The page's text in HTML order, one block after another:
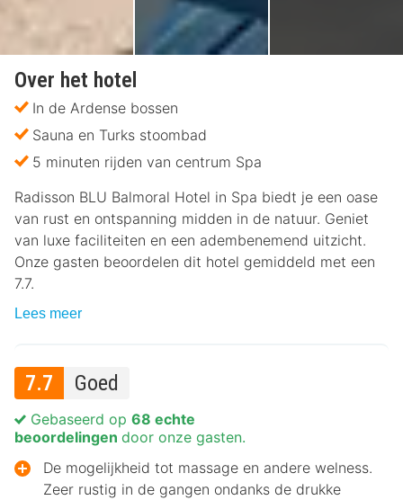
Over het hotel
In de Ardense bossen
Sauna en Turks stoombad
5 minuten rijden van centrum Spa
Radisson BLU Balmoral Hotel in Spa biedt je een oase
van rust en ontspanning midden in de natuur. Geniet
van luxe faciliteiten en een adembenemend uitzicht.
Onze gasten beoordelen dit hotel gemiddeld met een
7.7.
Lees meer
7.7 Goed
Gebaseerd op 68 echte
beoordelingen door onze gasten.
De mogelijkheid tot massage en andere welness.
Zeer rustig in de gangen ondanks de drukke